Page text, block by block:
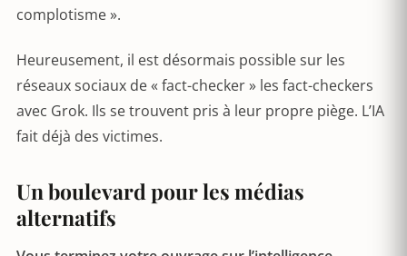
complotisme ».
Heureusement, il est désormais possible sur les
réseaux sociaux de « fact-checker » les fact-checkers
avec Grok. Ils se trouvent pris à leur propre piège. L’IA
fait déjà des victimes.
Un boulevard pour les médias
alternatifs